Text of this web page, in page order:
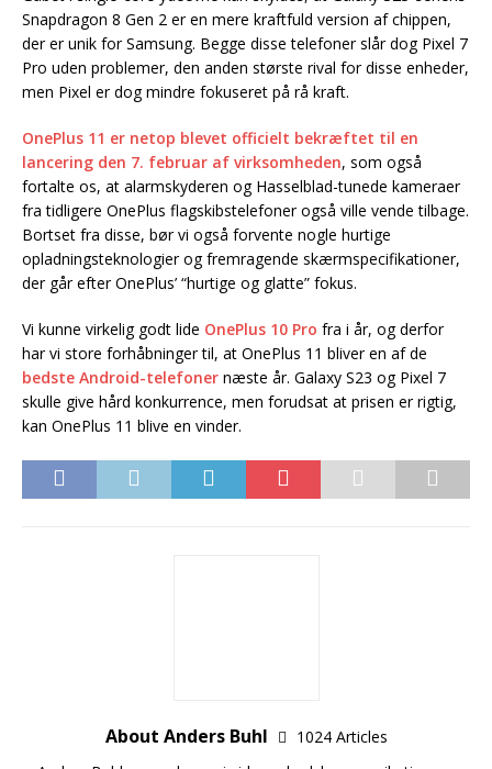
Snapdragon 8 Gen 2 er en mere kraftfuld version af chippen,
der er unik for Samsung. Begge disse telefoner slår dog Pixel 7
Pro uden problemer, den anden største rival for disse enheder,
men Pixel er dog mindre fokuseret på rå kraft.
OnePlus 11 er netop blevet officielt bekræftet til en
lancering den 7. februar af virksomheden, som også
fortalte os, at alarmskyderen og Hasselblad-tunede kameraer
fra tidligere OnePlus flagskibstelefoner også ville vende tilbage.
Bortset fra disse, bør vi også forvente nogle hurtige
opladningsteknologier og fremragende skærmspecifikationer,
der går efter OnePlus’ “hurtige og glatte” fokus.
Vi kunne virkelig godt lide OnePlus 10 Pro fra i år, og derfor
har vi store forhåbninger til, at OnePlus 11 bliver en af de
bedste Android-telefoner næste år. Galaxy S23 og Pixel 7
skulle give hård konkurrence, men forudsat at prisen er rigtig,
kan OnePlus 11 blive en vinder.
About Anders Buhl
1024 Articles